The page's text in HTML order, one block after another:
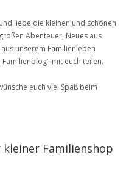
liebe die kleinen und schönen
Abenteuer, Neues aus
unserem Familienleben
mit euch teilen.
euch viel Spaß beim
kleiner Familienshop